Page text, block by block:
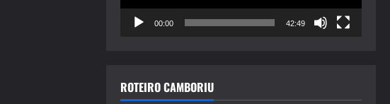
00:00 42:49
ROTEIRO CAMBORIU